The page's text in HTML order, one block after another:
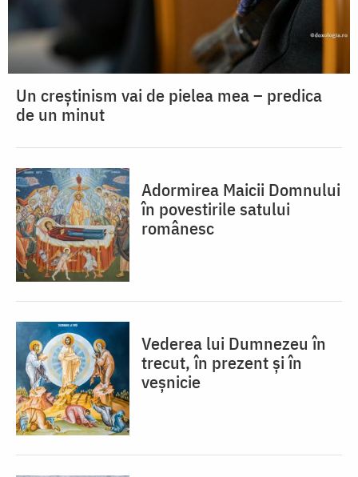
Un creștinism vai de pielea mea – predica
de un minut
Adormirea Maicii Domnului
în povestirile satului
românesc
Vederea lui Dumnezeu în
trecut, în prezent și în
veșnicie